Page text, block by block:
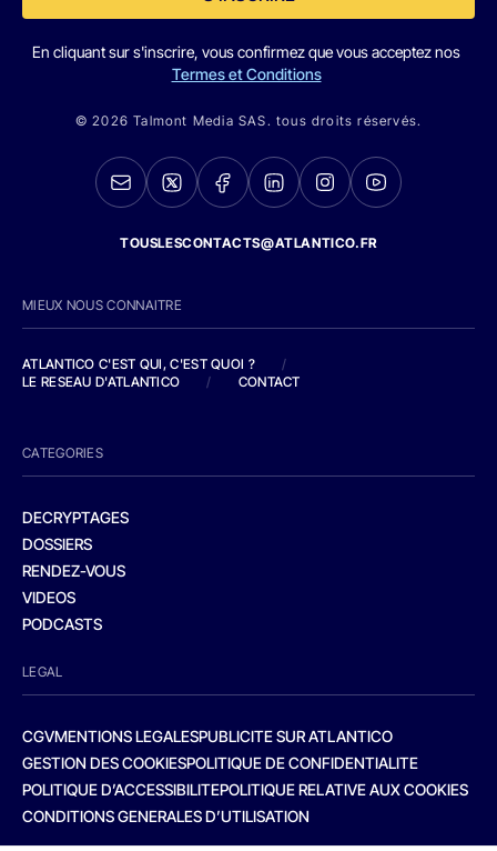
En cliquant sur s'inscrire, vous confirmez que vous acceptez nos
Termes et Conditions
© 2026 Talmont Media SAS. tous droits réservés.
TOUSLESCONTACTS@ATLANTICO.FR
MIEUX NOUS CONNAITRE
ATLANTICO C'EST QUI, C'EST QUOI ?
/
LE RESEAU D'ATLANTICO
/ CONTACT
CATEGORIES
DECRYPTAGES
DOSSIERS
RENDEZ-VOUS
VIDEOS
PODCASTS
LEGAL
CGVMENTIONS LEGALESPUBLICITE SUR ATLANTICO
GESTION DES COOKIESPOLITIQUE DE CONFIDENTIALITE
POLITIQUE D’ACCESSIBILITEPOLITIQUE RELATIVE AUX COOKIES
CONDITIONS GENERALES D’UTILISATION